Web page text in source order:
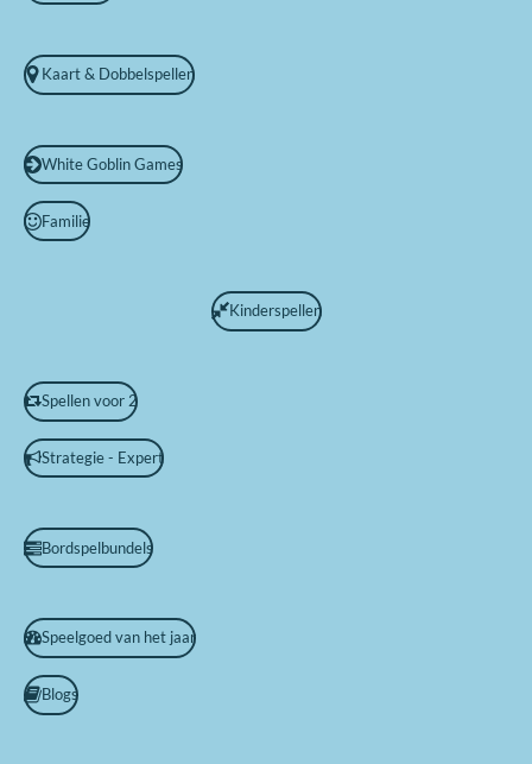
Kaart & Dobbelspellen
White Goblin Games
Familie
Kinderspellen
Spellen voor 2
Strategie - Expert
Bordspelbundels
Speelgoed van het jaar
Blogs